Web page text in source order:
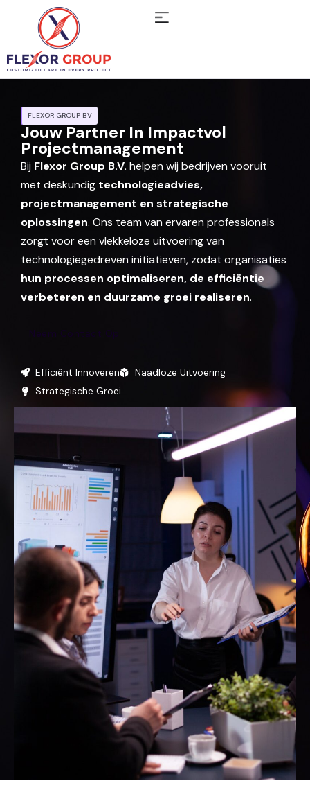
FLEXOR GROUP BV
Jouw Partner In Impactvol
Projectmanagement
Bij Flexor Group B.V. helpen wij bedrijven vooruit
met deskundig technologieadvies,
projectmanagement en strategische
oplossingen. Ons team van ervaren professionals
zorgt voor een vlekkeloze uitvoering van
technologiegedreven initiatieven, zodat organisaties
hun processen optimaliseren, de efficiëntie
verbeteren en duurzame groei realiseren.
Neem Contact Op
Efficiënt Innoveren
Naadloze Uitvoering
Strategische Groei